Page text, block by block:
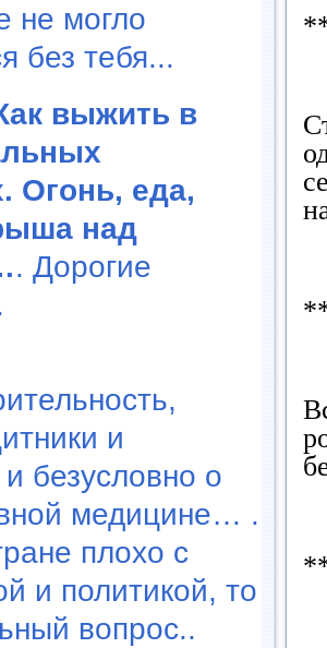
не могло
без тебя...
выжить в
Огонь, еда,
над
. Дорогие
и
безусловно о
медицине… .
плохо с
и политикой, то
вопрос..